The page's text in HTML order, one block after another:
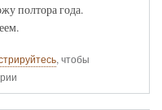
полтора года.
, чтобы